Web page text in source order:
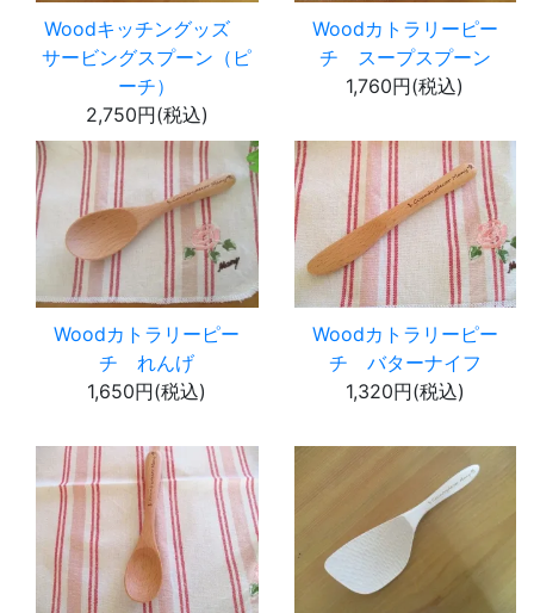
Woodキッチングッズ
サービングスプーン（ピ
ーチ）
2,750円(税込)
Woodカトラリーピー
チ スープスプーン
1,760円(税込)
Woodカトラリーピー
チ れんげ
1,650円(税込)
Woodカトラリーピー
チ バターナイフ
1,320円(税込)